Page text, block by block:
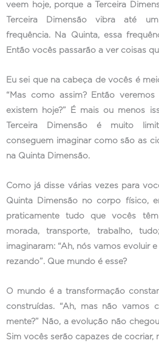
veem hoje, porque a Terceira
Terceira Dimensão vibra até
frequência. Na Quinta, essa
Então vocês passarão a ver coisas
Eu sei que na cabeça de vocês é
“Mas como assim? Então
existem hoje?” É mais ou menos
Terceira Dimensão é muito
conseguem imaginar como são as
na Quinta Dimensão.
Como já disse várias vezes para
Quinta Dimensão no corpo físico,
praticamente tudo que vocês
morada, transporte, trabalho,
imaginaram: “Ah, nós vamos evoluir
rezando”. Que mundo é esse?
O mundo é a transformação
construídas. “Ah, mas não vamos
mente?” Não, a evolução não
Sim vocês serão capazes de cocriar,